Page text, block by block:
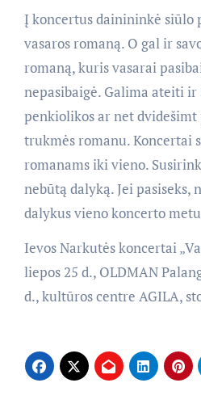
Į koncertus dainininkė siūlo
vasaros romaną. O gal ir
romaną, kuris vasarai
nepasibaigė. Galima ateiti ir
penkiolikos ar net
trukmės romanu. Koncertai
romanams iki vieno.
nebūtą dalyką. Jei pasiseks,
dalykus vieno koncerto
Ievos Narkutės koncertai
liepos 25 d., OLDMAN
d., kultūros centre AGILA,